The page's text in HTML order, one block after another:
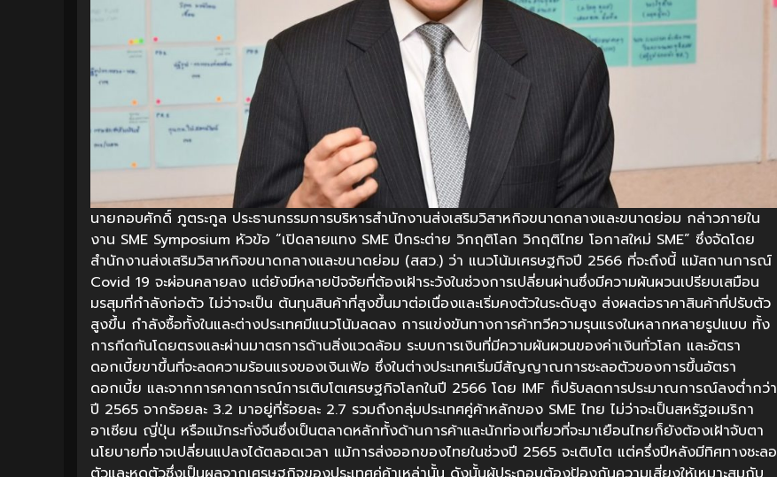
นายกอบศักดิ์ ภูตระกูล ประธานกรรมการบริหารสำนักงานส่งเสริมวิสาหกิจขนาดกลางและขนาดย่อม กล่าวภายใน
งาน SME Symposium หัวข้อ “เปิดลายแทง SME ปีกระต่าย วิกฤติโลก วิกฤติไทย โอกาสใหม่ SME” ซึ่งจัดโดย
สำนักงานส่งเสริมวิสาหกิจขนาดกลางและขนาดย่อม (สสว.) ว่า แนวโน้มเศรษฐกิจปี 2566 ที่จะถึงนี้ แม้สถานการณ์
Covid 19 จะผ่อนคลายลง แต่ยังมีหลายปัจจัยที่ต้องเฝ้าระวังในช่วงการเปลี่ยนผ่านซึ่งมีความผันผวนเปรียบเสมือน
มรสุมที่กำลังก่อตัว ไม่ว่าจะเป็น ต้นทุนสินค้าที่สูงขึ้นมาต่อเนื่องและเริ่มคงตัวในระดับสูง ส่งผลต่อราคาสินค้าที่ปรับตัว
สูงขึ้น กำลังซื้อทั้งในและต่างประเทศมีแนวโน้มลดลง การแข่งขันทางการค้าทวีความรุนแรงในหลากหลายรูปแบบ ทั้ง
การกีดกันโดยตรงและผ่านมาตรการด้านสิ่งแวดล้อม ระบบการเงินที่มีความผันผวนของค่าเงินทั่วโลก และอัตรา
ดอกเบี้ยขาขึ้นที่จะลดความร้อนแรงของเงินเฟ้อ ซึ่งในต่างประเทศเริ่มมีสัญญาณการชะลอตัวของการขึ้นอัตรา
ดอกเบี้ย และจากการคาดการณ์การเติบโตเศรษฐกิจโลกในปี 2566 โดย IMF ก็ปรับลดการประมาณการณ์ลงต่ำกว่า
ปี 2565 จากร้อยละ 3.2 มาอยู่ที่ร้อยละ 2.7 รวมถึงกลุ่มประเทศคู่ค้าหลักของ SME ไทย ไม่ว่าจะเป็นสหรัฐอเมริกา
อาเซียน ญี่ปุ่น หรือแม้กระทั่งจีนซึ่งเป็นตลาดหลักทั้งด้านการค้าและนักท่องเที่ยวที่จะมาเยือนไทยก็ยังต้องเฝ้าจับตา
นโยบายที่อาจเปลี่ยนแปลงได้ตลอดเวลา แม้การส่งออกของไทยในช่วงปี 2565 จะเติบโต แต่ครึ่งปีหลังมีทิศทางชะลอ